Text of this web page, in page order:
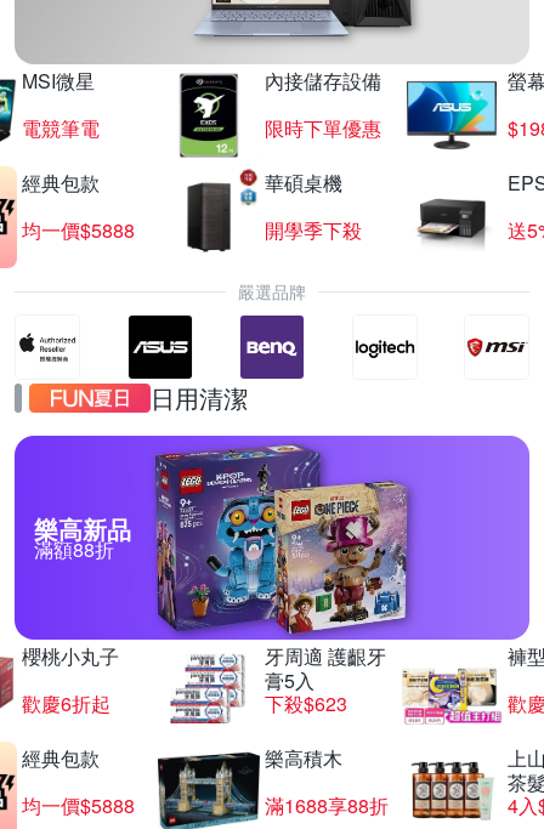
MSI微星
電競筆電
內接儲存設備
限時下單優惠
螢
經典包款
均一價$5888
華碩桌機
開學季下殺
送
嚴選品牌
日用清潔
樂高新品
滿額88折
櫻桃小丸子
歡慶6折起
牙周適 護齦牙
膏5入
下殺$623
褲
歡
經典包款
均一價$5888
樂高積木
滿1688享88折
上
茶
4入